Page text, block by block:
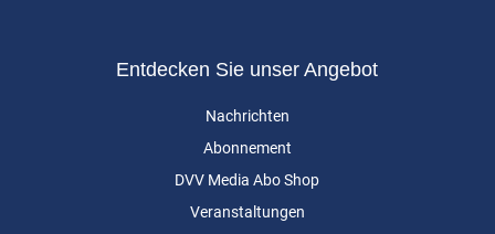
Entdecken Sie unser Angebot
Nachrichten
Abonnement
DVV Media Abo Shop
Veranstaltungen